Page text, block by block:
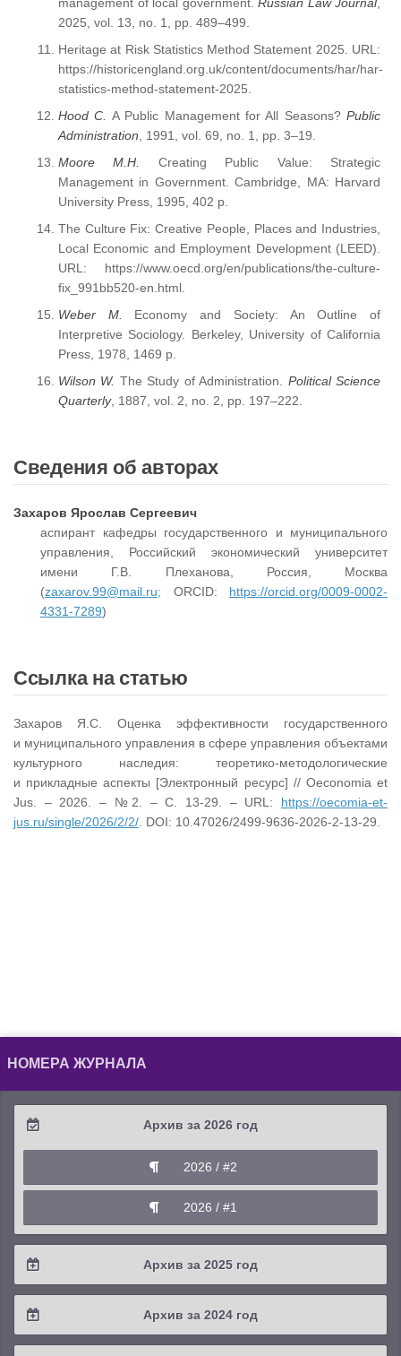
2025, vol. 13, no. 1, pp. 489–499.
Heritage at Risk Statistics Method Statement 2025. URL:
https://historicengland.org.uk/content/documents/har/har-
statistics-method-statement-2025.
Hood C.
A Public Management for All Seasons? Public
Administration , 1991, vol. 69, no. 1, pp. 3–19.
Moore M.H.
Creating Public Value: Strategic
Management in Government. Cambridge, MA: Harvard
University Press, 1995, 402 p.
The Culture Fix: Creative People, Places and Industries,
Local Economic and Employment Development (LEED).
URL: https://www.oecd.org/en/publications/the-culture-
fix_991bb520-en.html.
Weber M. Economy and Society: An Outline of
Interpretive Sociology. Berkeley, University of California
Press, 1978, 1469 p.
Wilson W. The Study of Administration. Political Science
Quarterly, 1887, vol. 2, no. 2, pp. 197–222.
Сведения об авторах
Захаров Ярослав Сергеевич
аспирант кафедры государственного и муниципального
управления, Российский экономический университет
имени Г.В. Плеханова, Россия, Москва
(zaxarov.99@mail.ru; ORCID: https://orcid.org/0009-0002-
4331-7289)
Ссылка на статью
Захаров Я.С. Оценка эффективности государственного
и муниципального управления в сфере управления объектами
культурного наследия: теоретико-методологические
и прикладные аспекты [Электронный ресурс] // Oeconomia et
Jus. – 2026. – №2. – С. 13-29. – URL: https://oecomia-et-
jus.ru/single/2026/2/2/ . DOI: 10.47026/2499-9636-2026-2-13-29.
НОМЕРА ЖУРНАЛА
Архив за 2026 год
2026 / #2
2026 / #1
Архив за 2025 год
2025 / #4
2025 / #3
Архив за 2024 год
2024 / #4